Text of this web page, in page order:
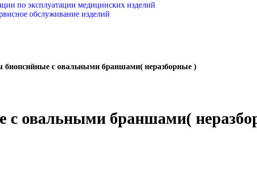
по эксплуатации медицинских изделий
обслуживание изделий
с овальными браншами( неразборные )
овальными браншами(